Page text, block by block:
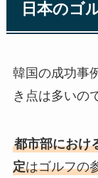
日本のゴ
韓国の成功事
き点は多いの
都市部におけ
定はゴルフの